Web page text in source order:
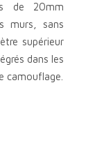
de 20mm
murs, sans
supérieur
dans les
camouflage.